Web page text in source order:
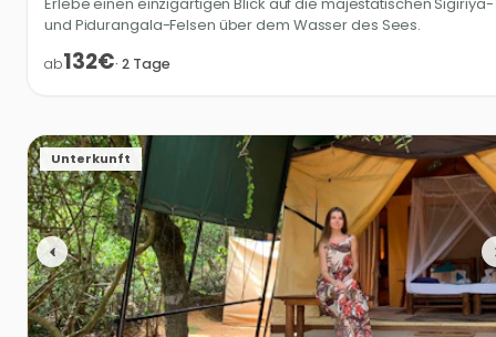
und Pidurangala-Felsen über dem Wasser des Sees.
ab132€· 2 Tage
Unterkunft